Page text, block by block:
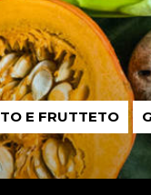
E FRUTTETO